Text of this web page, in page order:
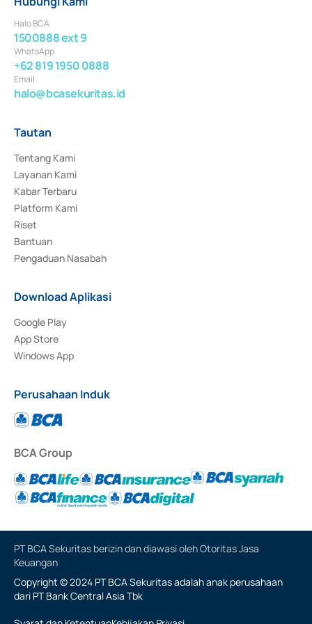
Halo BCA
1500888 ext 9
WhatsApp
+62 819 1950 0888
Email
halo@bcasekuritas.id
Tautan
Tentang Kami
Layanan Kami
Kabar Terbaru
Platform Kami
Riset
Bantuan
Pengaduan Nasabah
Download Aplikasi
Google Play
App Store
Windows App
Perusahaan Induk
BCA Group
PT BCA Sekuritas berizin dan diawasi oleh Otoritas Jasa
Keuangan
Copyright © 2024 PT BCA Sekuritas adalah anak perusahaan
dari PT Bank Central Asia Tbk